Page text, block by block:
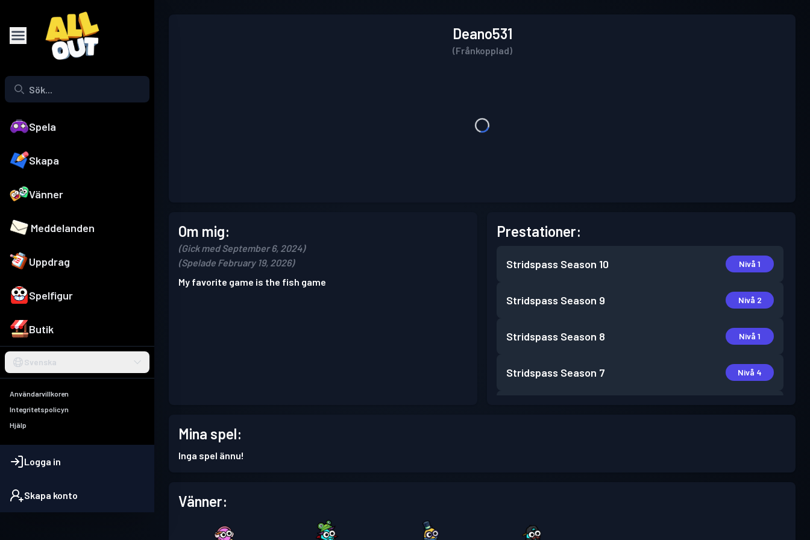
Spela
Skapa
Vänner
Meddelanden
Uppdrag
Spelfigur
Butik
Svenska
Användarvillkoren
Integritetspolicyn
Hjälp
Logga in
Skapa konto
Deano531
(Frånkopplad)
Om mig:
(Gick med September 6, 2024)
(Spelade February 19, 2026)
My favorite game is the fish game
Prestationer:
Stridspass Season 10 Nivå 1
Stridspass Season 9 Nivå 2
Stridspass Season 8 Nivå 1
Stridspass Season 7 Nivå 4
Mina spel:
Inga spel ännu!
Vänner: